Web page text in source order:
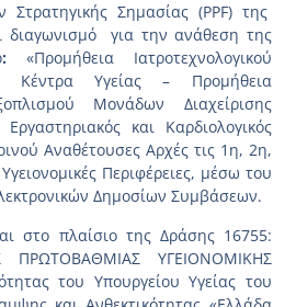
Σημασίας (PPF) της
διαγωνισμό για την ανάθεση της
: «Προμήθεια Ιατροτεχνολογικού
Κέντρα Υγείας – Προμήθεια
Μονάδων Διαχείρισης
και Καρδιολογικός
Αναθέτουσες Αρχές τις 1η, 2η,
Περιφέρειες, μέσω του
Δημοσίων Συμβάσεων.
στο πλαίσιο της Δράσης 16755:
ΠΡΩΤΟΒΑΘΜΙΑΣ ΥΓΕΙΟΝΟΜΙΚΗΣ
του Υπουργείου Υγείας του